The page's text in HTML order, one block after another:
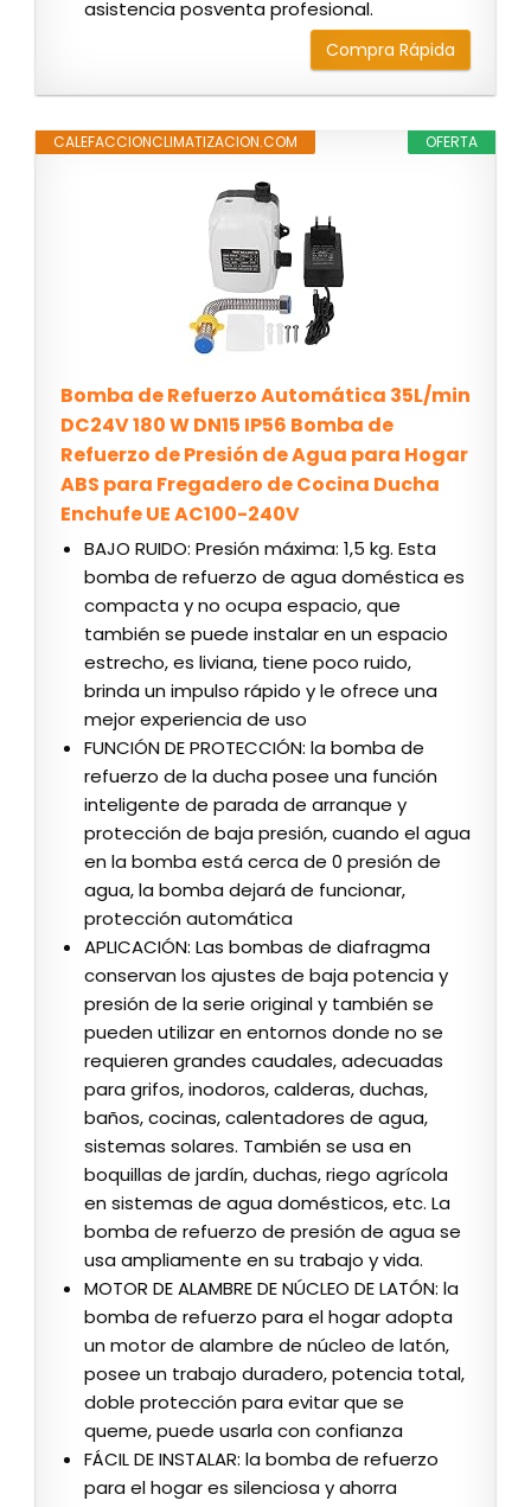
asistencia posventa profesional.
Compra Rápida
OFERTA
CALEFACCIONCLIMATIZACION.COM
Bomba de Refuerzo Automática 35L/min
DC24V 180 W DN15 IP56 Bomba de
Refuerzo de Presión de Agua para Hogar
ABS para Fregadero de Cocina Ducha
Enchufe UE AC100-240V
BAJO RUIDO: Presión máxima: 1,5 kg. Esta
bomba de refuerzo de agua doméstica es
compacta y no ocupa espacio, que
también se puede instalar en un espacio
estrecho, es liviana, tiene poco ruido,
brinda un impulso rápido y le ofrece una
mejor experiencia de uso
FUNCIÓN DE PROTECCIÓN: la bomba de
refuerzo de la ducha posee una función
inteligente de parada de arranque y
protección de baja presión, cuando el agua
en la bomba está cerca de 0 presión de
agua, la bomba dejará de funcionar,
protección automática
APLICACIÓN: Las bombas de diafragma
conservan los ajustes de baja potencia y
presión de la serie original y también se
pueden utilizar en entornos donde no se
requieren grandes caudales, adecuadas
para grifos, inodoros, calderas, duchas,
baños, cocinas, calentadores de agua,
sistemas solares. También se usa en
boquillas de jardín, duchas, riego agrícola
en sistemas de agua domésticos, etc. La
bomba de refuerzo de presión de agua se
usa ampliamente en su trabajo y vida.
MOTOR DE ALAMBRE DE NÚCLEO DE LATÓN: la
bomba de refuerzo para el hogar adopta
un motor de alambre de núcleo de latón,
posee un trabajo duradero, potencia total,
doble protección para evitar que se
queme, puede usarla con confianza
FÁCIL DE INSTALAR: la bomba de refuerzo
para el hogar es silenciosa y ahorra